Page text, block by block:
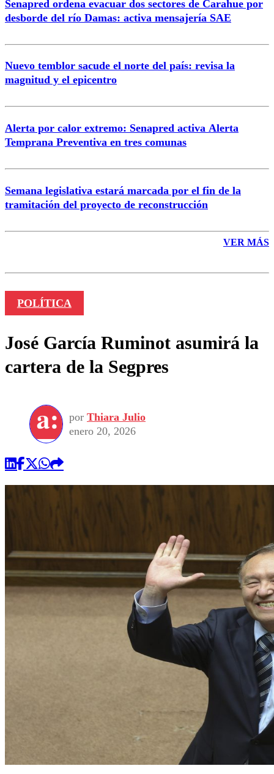
Correo
Senapred ordena evacuar dos sectores de Carahue por
desborde del río Damas: activa mensajería SAE
Nuevo temblor sacude el norte del país: revisa la
magnitud y el epicentro
Alerta por calor extremo: Senapred activa Alerta
Temprana Preventiva en tres comunas
Semana legislativa estará marcada por el fin de la
tramitación del proyecto de reconstrucción
VER MÁS
POLÍTICA
José García Ruminot asumirá la
cartera de la Segpres
por Thiara Julio
enero 20, 2026